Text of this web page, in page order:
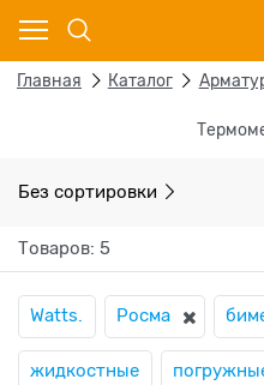
Главная Каталог
Без сортировки
Товаров: 5
Watts. Росма
жидкостные